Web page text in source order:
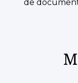
de